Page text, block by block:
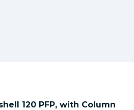
120 PFP, with Column